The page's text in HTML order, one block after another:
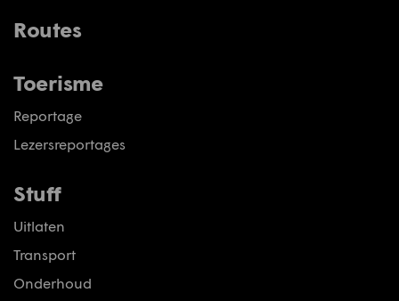
Routes
Toerisme
Reportage
Lezersreportages
Stuff
Uitlaten
Transport
Onderhoud